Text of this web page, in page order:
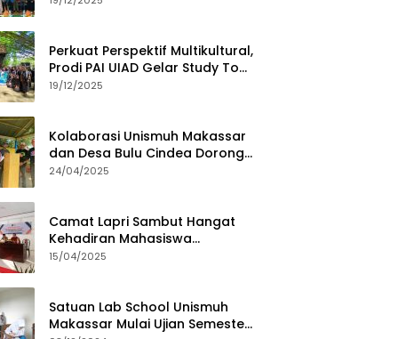
Perkuat Perspektif Multikultural,
Prodi PAI UIAD Gelar Study Tour
ke Kajang
19/12/2025
Kolaborasi Unismuh Makassar
dan Desa Bulu Cindea Dorong
Sentra Garam Industri
24/04/2025
Camat Lapri Sambut Hangat
Kehadiran Mahasiswa
PoltekMu
15/04/2025
Satuan Lab School Unismuh
Makassar Mulai Ujian Semester,